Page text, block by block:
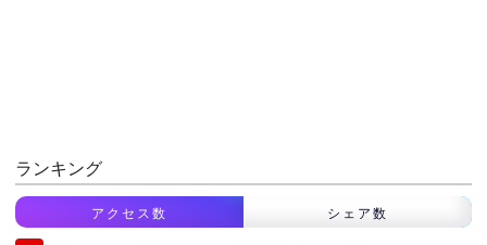
ランキング
アクセス数 シェア数